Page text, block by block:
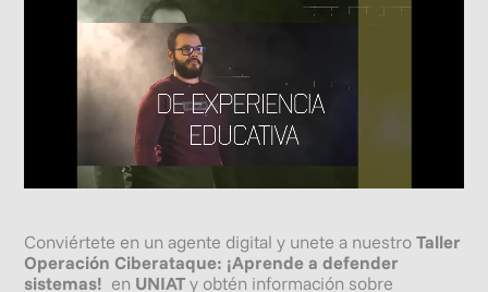
Conviértete en un agente digital y unete a nuestroTaller
Operación Ciberataque: ¡Aprende a defender
sistemas! en UNIAT y obtén información sobre